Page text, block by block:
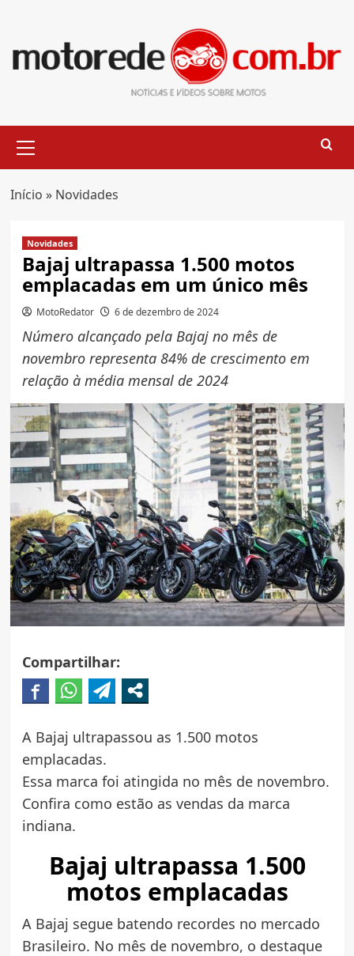
content
Menu
Início » Novidades
Novidades
Bajaj ultrapassa 1.500 motos
emplacadas em um único mês
MotoRedator 6 de dezembro de 2024
Número alcançado pela Bajaj no mês de
novembro representa 84% de crescimento em
relação à média mensal de 2024
Compartilhar:
A Bajaj ultrapassou as 1.500 motos
emplacadas.
Essa marca foi atingida no mês de novembro.
Confira como estão as vendas da marca
indiana.
Bajaj ultrapassa 1.500
motos emplacadas
A Bajaj segue batendo recordes no mercado
Brasileiro. No mês de novembro, o destaque